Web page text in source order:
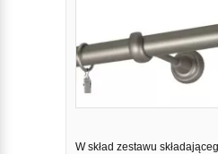
W skład zestawu